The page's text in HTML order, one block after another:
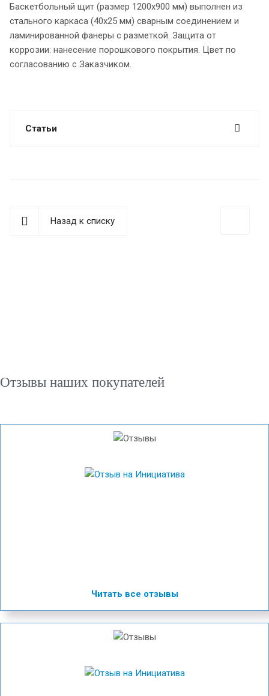
Баскетбольный щит (размер 1200х900 мм) выполнен из
стального каркаса (40х25 мм) сварным соединением и
ламинированной фанеры с разметкой. Защита от
коррозии: нанесение порошкового покрытия. Цвет по
согласованию с Заказчиком.
Статьи
Назад к списку
Отзывы наших покупателей
Читать все отзывы